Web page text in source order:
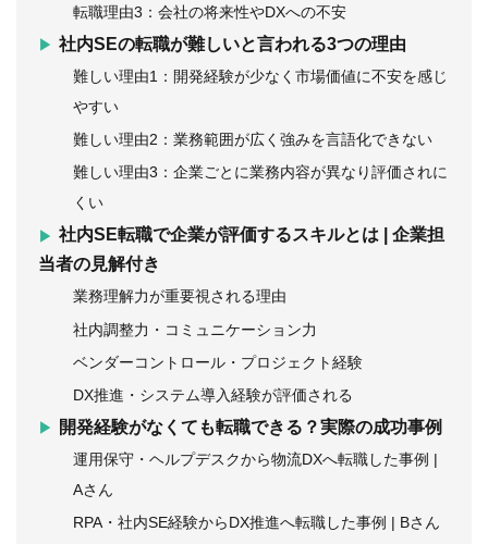
転職理由3：会社の将来性やDXへの不安
社内SEの転職が難しいと言われる3つの理由
難しい理由1：開発経験が少なく市場価値に不安を感じ
やすい
難しい理由2：業務範囲が広く強みを言語化できない
難しい理由3：企業ごとに業務内容が異なり評価されに
くい
社内SE転職で企業が評価するスキルとは | 企業担
当者の見解付き
業務理解力が重要視される理由
社内調整力・コミュニケーション力
ベンダーコントロール・プロジェクト経験
DX推進・システム導入経験が評価される
開発経験がなくても転職できる？実際の成功事例
運用保守・ヘルプデスクから物流DXへ転職した事例 |
Aさん
RPA・社内SE経験からDX推進へ転職した事例 | Bさん